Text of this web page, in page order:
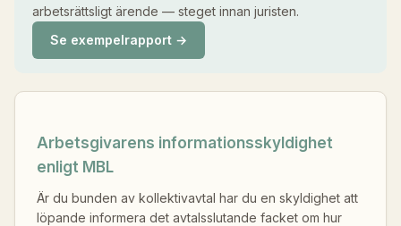
arbetsrättsligt ärende — steget innan juristen.
Se exempelrapport →
Arbetsgivarens informationsskyldighet
enligt MBL
Är du bunden av kollektivavtal har du en skyldighet att
löpande informera det avtalsslutande facket om hur